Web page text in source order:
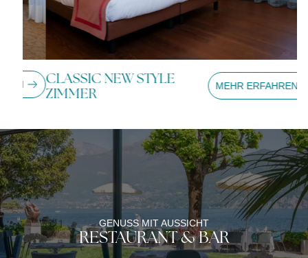
CLASSIC NEW STYLE
ZIMMER
MEHR ERFAHREN
GENUSS MIT AUSSICHT
RESTAURANT & BAR